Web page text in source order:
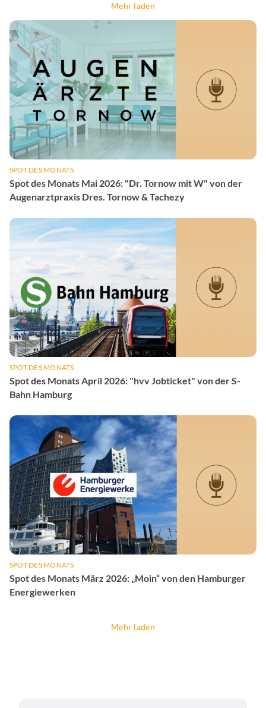
Mehr laden
SPOT DES MONATS
Spot des Monats Mai 2026: "Dr. Tornow mit W" von der
Augenarztpraxis Dres. Tornow & Tachezy
SPOT DES MONATS
Spot des Monats April 2026: "hvv Jobticket" von der S-
Bahn Hamburg
SPOT DES MONATS
Spot des Monats März 2026: „Moin“ von den Hamburger
Energiewerken
Mehr laden